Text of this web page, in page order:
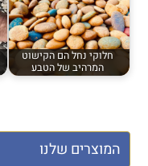
חלוקי נחל הם הקישוט
המרהיב של הטבע